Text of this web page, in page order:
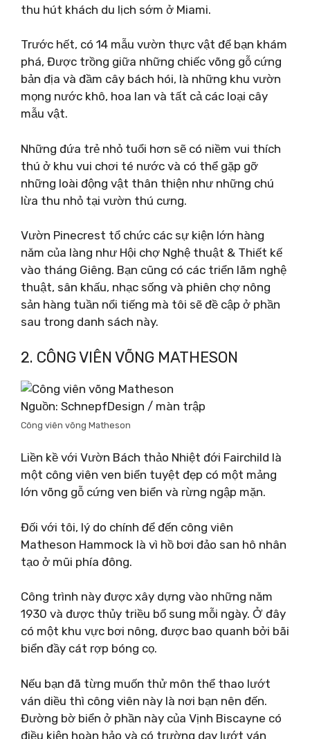
thu hút khách du lịch sớm ở Miami.
Trước hết, có 14 mẫu vườn thực vật để bạn khám
phá, Được trồng giữa những chiếc võng gỗ cứng
bản địa và đầm cây bách hói, là những khu vườn
mọng nước khô, hoa lan và tất cả các loại cây
mẫu vật.
Những đứa trẻ nhỏ tuổi hơn sẽ có niềm vui thích
thú ở khu vui chơi té nước và có thể gặp gỡ
những loài động vật thân thiện như những chú
lừa thu nhỏ tại vườn thú cưng.
Vườn Pinecrest tổ chức các sự kiện lớn hàng
năm của làng như Hội chợ Nghệ thuật & Thiết kế
vào tháng Giêng. Bạn cũng có các triển lãm nghệ
thuật, sân khấu, nhạc sống và phiên chợ nông
sản hàng tuần nổi tiếng mà tôi sẽ đề cập ở phần
sau trong danh sách này.
2. CÔNG VIÊN VÕNG MATHESON
Nguồn: SchnepfDesign / màn trập
Công viên võng Matheson
Liền kề với Vườn Bách thảo Nhiệt đới Fairchild là
một công viên ven biển tuyệt đẹp có một mảng
lớn võng gỗ cứng ven biển và rừng ngập mặn.
Đối với tôi, lý do chính để đến công viên
Matheson Hammock là vì hồ bơi đảo san hô nhân
tạo ở mũi phía đông.
Công trình này được xây dựng vào những năm
1930 và được thủy triều bổ sung mỗi ngày. Ở đây
có một khu vực bơi nông, được bao quanh bởi bãi
biển đầy cát rợp bóng cọ.
Nếu bạn đã từng muốn thử môn thể thao lướt
ván diều thì công viên này là nơi bạn nên đến.
Đường bờ biển ở phần này của Vịnh Biscayne có
điều kiện hoàn hảo và có trường dạy lướt ván